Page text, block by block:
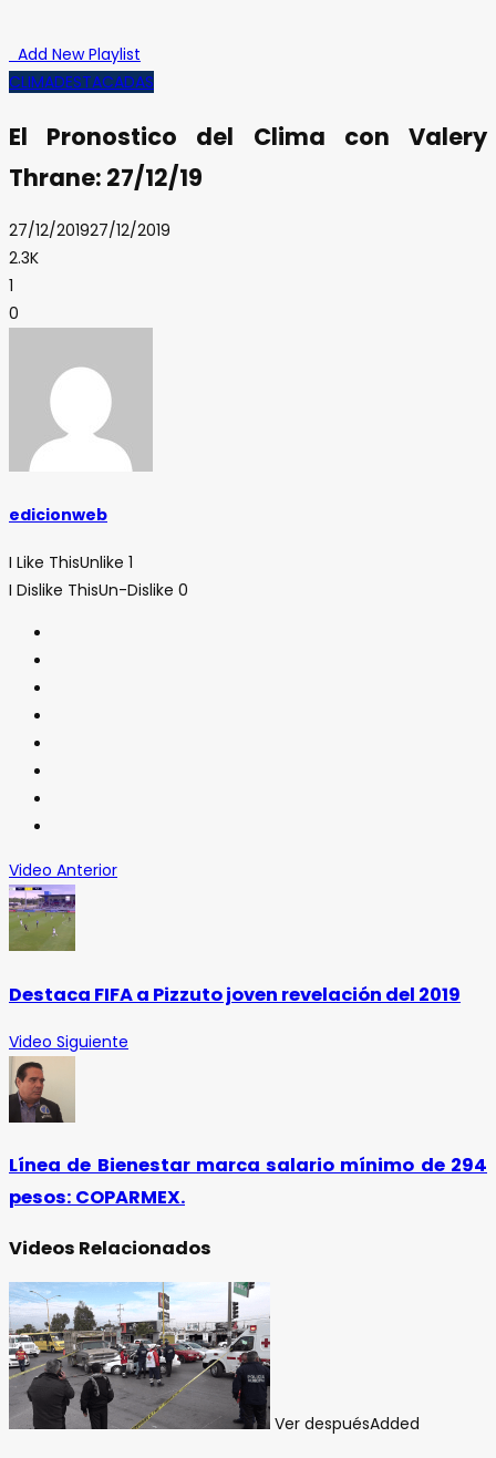
Add New Playlist
CLIMADESTACADAS
El Pronostico del Clima con Valery
Thrane: 27/12/19
27/12/201927/12/2019
2.3K
1
0
edicionweb
I Like ThisUnlike 1
I Dislike ThisUn-Dislike 0
Video Anterior
Destaca FIFA a Pizzuto joven revelación del 2019
Video Siguiente
Línea de Bienestar marca salario mínimo de 294
pesos: COPARMEX.
Videos Relacionados
Ver despuésAdded